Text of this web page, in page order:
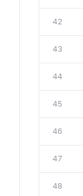
42
43
44
45
46
47
48